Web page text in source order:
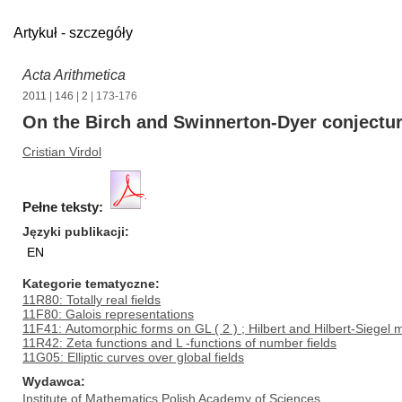
Artykuł - szczegóły
Acta Arithmetica
2011 146 2 | 173-176
On the Birch and Swinnerton-Dyer
Cristian Virdol
Pełne teksty:
Języki publikacji
EN
Kategorie tematyczne
11R80: Totally real fields
11F80: Galois representations
11F41: Automorphic forms on GL ( 2 ) ; Hilbert and Hilbert-
11R42: Zeta functions and L -functions of number fields
11G05: Elliptic curves over global fields
Wydawca
Institute of Mathematics Polish Academy of Sciences